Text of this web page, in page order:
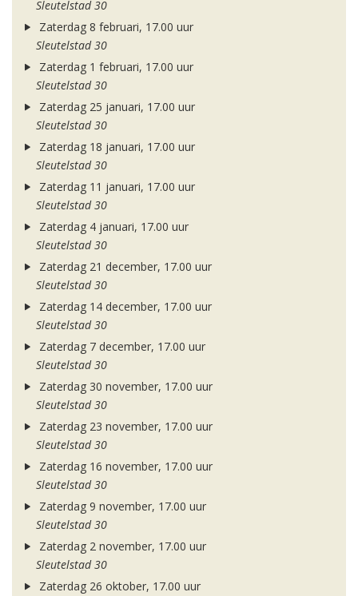
Sleutelstad 30
Zaterdag 8 februari, 17.00 uur
Sleutelstad 30
Zaterdag 1 februari, 17.00 uur
Sleutelstad 30
Zaterdag 25 januari, 17.00 uur
Sleutelstad 30
Zaterdag 18 januari, 17.00 uur
Sleutelstad 30
Zaterdag 11 januari, 17.00 uur
Sleutelstad 30
Zaterdag 4 januari, 17.00 uur
Sleutelstad 30
Zaterdag 21 december, 17.00 uur
Sleutelstad 30
Zaterdag 14 december, 17.00 uur
Sleutelstad 30
Zaterdag 7 december, 17.00 uur
Sleutelstad 30
Zaterdag 30 november, 17.00 uur
Sleutelstad 30
Zaterdag 23 november, 17.00 uur
Sleutelstad 30
Zaterdag 16 november, 17.00 uur
Sleutelstad 30
Zaterdag 9 november, 17.00 uur
Sleutelstad 30
Zaterdag 2 november, 17.00 uur
Sleutelstad 30
Zaterdag 26 oktober, 17.00 uur